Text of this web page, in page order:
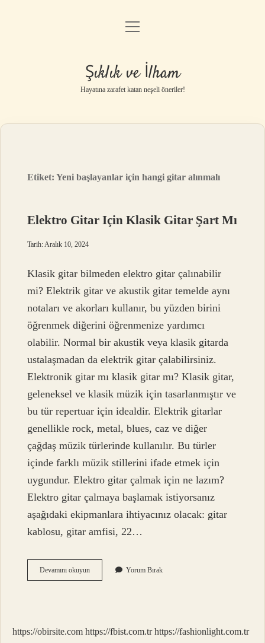
Anasayfa
Gizlilik Politikası
Yasal Uyarı
menüyü
Şıklık ve İlham
Hayatına zarafet katan neşeli öneriler!
Etiket:Yeni başlayanlar için hangi gitar alınmalı
Elektro Gitar Için Klasik Gitar Şart Mı
Tarih: Aralık 10, 2024
Klasik gitar bilmeden elektro gitar çalınabilir
mi? Elektrik gitar ve akustik gitar temelde aynı
notaları ve akorları kullanır, bu yüzden birini
öğrenmek diğerini öğrenmenize yardımcı
olabilir. Normal bir akustik veya klasik gitarda
ustalaşmadan da elektrik gitar çalabilirsiniz.
Elektronik gitar mı klasik gitar mı? Klasik gitar,
geleneksel ve klasik müzik için tasarlanmıştır ve
bu tür repertuar için idealdir. Elektrik gitarlar
genellikle rock, metal, blues, caz ve diğer
çağdaş müzik türlerinde kullanılır. Bu türler
içinde farklı müzik stillerini ifade etmek için
uygundur. Elektro gitar çalmak için ne lazım?
Elektro gitar çalmaya başlamak istiyorsanız
aşağıdaki ekipmanlara ihtiyacınız olacak: gitar
kablosu, gitar amfisi, 22…
Devamını okuyunElektro
Gitar
Mı
Yorum Bırak
https://obirsite.com https://fbist.com.tr https://fashionlight.com.tr